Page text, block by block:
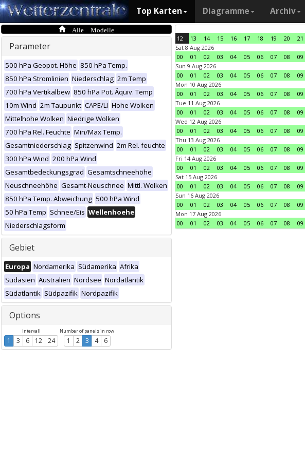
Top Karten Diagramme Archiv
Alle Modelle
Parameter
500 hPa Geopot. Höhe 850 hPa Temp.
850 hPa Stromlinien Niederschlag 2m Temp
700 hPa Vertikalbew 850 hPa Pot. Äquiv. Temp
10m Wind 2m Taupunkt CAPE/LI Hohe Wolken
Mittelhohe Wolken Niedrige Wolken
700 hPa Rel. Feuchte Min/Max Temp.
Gesamtniederschlag Spitzenwind 2m Rel. feuchte
300 hPa Wind 200 hPa Wind
Gesamtbedeckungsgrad Gesamtschneehöhe
Neuschneehöhe Gesamt-Neuschnee Mittl. Wolken
850 hPa Temp. Abweichung 500 hPa Wind
50 hPa Temp Schnee/Eis Wellenhoehe
Niederschlagsform
Gebiet
Europa Nordamerika Südamerika Afrika
Südasien Australien Nordsee Nordatlantik
Südatlantik Südpazifik Nordpazifik
Options
Intervall
1 3 6 12 24
Number of panels in row
1 2 3 4 6
12 13 14 15 16 17 18 19 20 21
Sat 8 Aug 2026
00
01 02 03 04 05 06 07 08 09
Sun 9 Aug 2026
00
01 02 03 04 05 06 07 08 09
Mon 10 Aug 2026
00
01 02 03 04 05 06 07 08 09
Tue 11 Aug 2026
00
01 02 03 04 05 06 07 08 09
Wed 12 Aug 2026
00
01 02 03 04 05 06 07 08 09
Thu 13 Aug 2026
00
01 02 03 04 05 06 07 08 09
Fri 14 Aug 2026
00
01 02 03 04 05 06 07 08 09
Sat 15 Aug 2026
00
01 02 03 04 05 06 07 08 09
Sun 16 Aug 2026
00
01 02 03 04 05 06 07 08 09
Mon 17 Aug 2026
00
01 02 03 04 05 06 07 08 09